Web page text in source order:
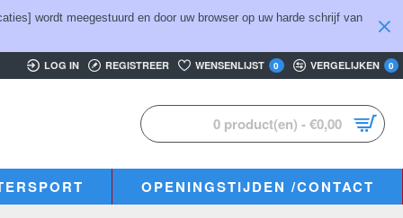
wordt meegestuurd en door uw browser op uw harde schrijf van
LOG IN REGISTREER WENSENLIJST 0 VERGELIJKEN 0
0 product(en) - €0,00
OPENINGSTIJDEN /CONTACT